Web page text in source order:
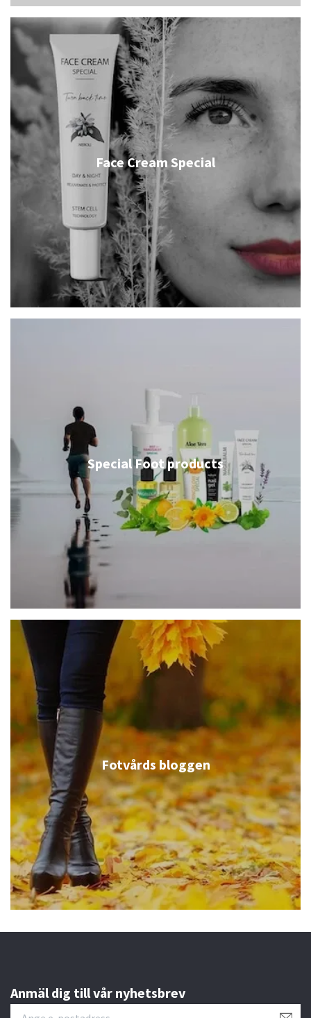
Face Cream Special
Special Foot products
Fotvårds bloggen
Anmäl dig till vår nyhetsbrev